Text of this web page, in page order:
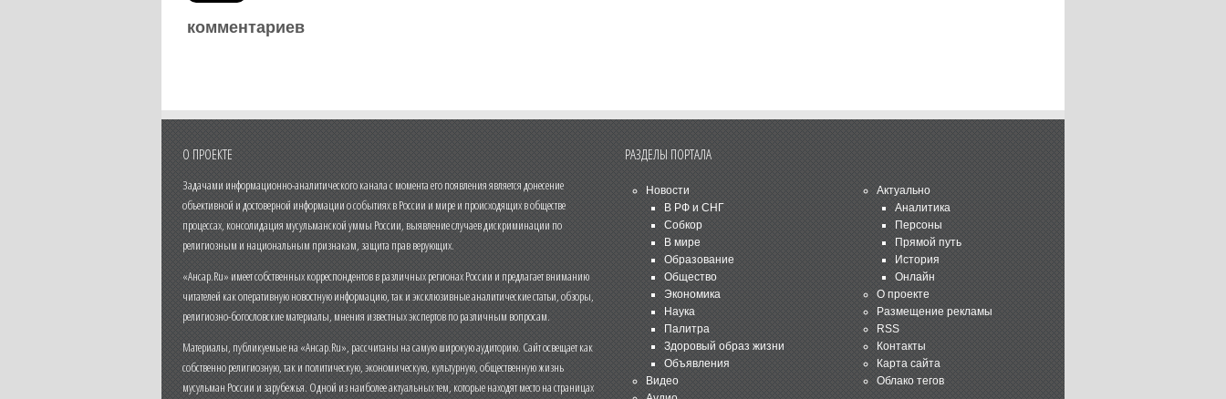
комментариев
О ПРОЕКТЕ
Задачами информационно-аналитического канала с момента его появления является донесение
объективной и достоверной информации о событиях в России и мире и происходящих в обществе
процессах, консолидация мусульманской уммы России, выявление случаев дискриминации по
религиозным и национальным признакам, защита прав верующих.
«Ансар.Ru» имеет собственных корреспондентов в различных регионах России и предлагает вниманию
читателей как оперативную новостную информацию, так и эксклюзивные аналитические статьи, обзоры,
религиозно-богословские материалы, мнения известных экспертов по различным вопросам.
Материалы, публикуемые на «Ансар.Ru», рассчитаны на самую широкую аудиторию. Сайт освещает как
собственно религиозную, так и политическую, экономическую, культурную, общественную жизнь
мусульман России и зарубежья. Одной из наиболее актуальных тем, которые находят место на страницах
РАЗДЕЛЫ ПОРТАЛА
Новости
В РФ и СНГ
Собкор
В мире
Образование
Общество
Экономика
Наука
Палитра
Здоровый образ жизни
Объявления
Видео
Актуально
Аналитика
Персоны
Прямой путь
История
Онлайн
О проекте
Размещение рекламы
RSS
Контакты
Карта сайта
Облако тегов